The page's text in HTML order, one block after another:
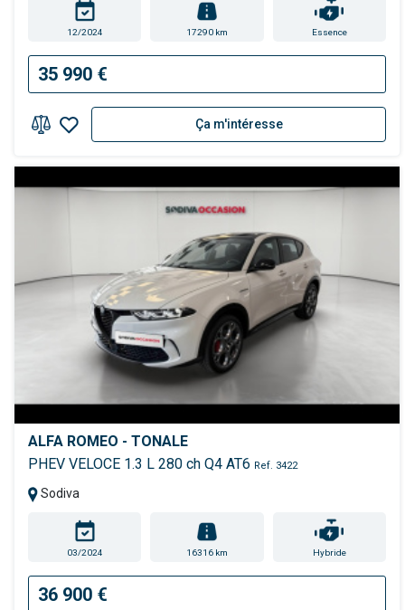
12/2024 17290 km Essence
35 990 €
Ça m'intéresse
ALFA ROMEO - TONALE
PHEV VELOCE 1.3 L 280 ch Q4 AT6 Ref. 3422
Sodiva
03/2024 16316 km Hybride
36 900 €